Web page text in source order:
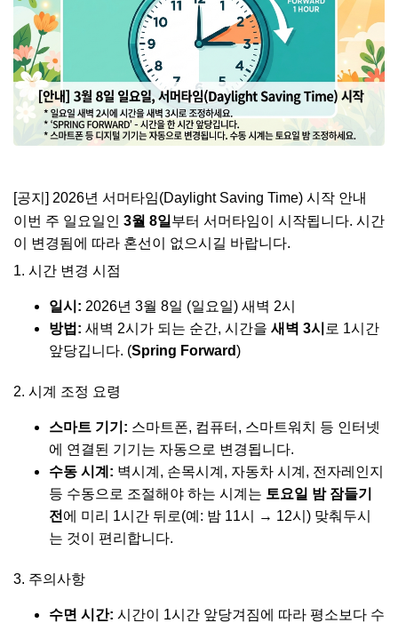
[공지] 2026년 서머타임(Daylight Saving Time) 시작 안내
이번 주 일요일인 3월 8일 부터 서머타임이 시작됩니다. 시간
이 변경됨에 따라 혼선이 없으시길 바랍니다.
1. 시간 변경 시점
일시: 2026년 3월 8일 (일요일) 새벽 2시
방법: 새벽 2시가 되는 순간, 시간을 새벽 3시 로 1시간
앞당깁니다. (Spring Forward)
2. 시계 조정 요령
스마트 기기: 스마트폰, 컴퓨터, 스마트워치 등 인터넷
에 연결된 기기는 자동으로 변경됩니다.
수동 시계: 벽시계, 손목시계, 자동차 시계, 전자레인지
등 수동으로 조절해야 하는 시계는 토요일 밤 잠들기
전 에 미리 1시간 뒤로(예: 밤 11시 → 12시) 맞춰두시
는 것이 편리합니다.
3. 주의사항
수면 시간: 시간이 1시간 앞당겨짐에 따라 평소보다 수